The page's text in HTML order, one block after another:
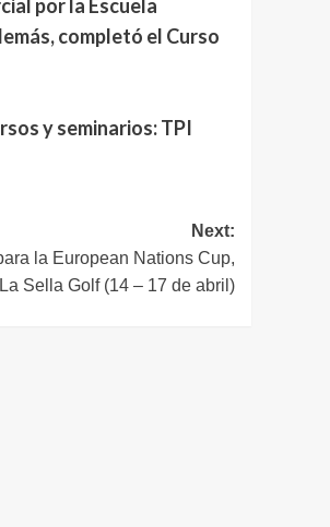
por la Escuela
completó el Curso
y seminarios: TPI
Next:
la European Nations Cup,
Sella Golf (14 – 17 de abril)